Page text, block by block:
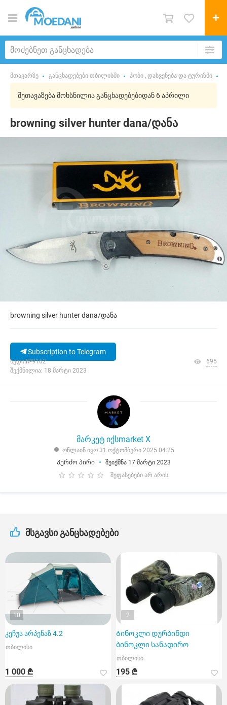
მთავარზე განცხადებები თბილისში ჰობი , დასვენება და ტურიზმი
შეთავაზება მოხსნილია განცხადებებიდან 6 აპრილი
browning silver hunter dana/დანა
browning silver hunter dana/დანა
Subscription to Telegram
ხედი|№9162
შექმნილია: 18 მარტი 2023
695
მარკეტ იქსmarket X
ონლაინ იყო 31 ოქტომბერი 2025 04:25
Კერძო პირი
შეიქმნა 17 მარტი 2023
შეფასებები არ არის
მსგავსი განცხადებები
10
კეჩუა არპენაზ 4.2
თბილისი
1 000 ₾
2
Ბინოკლი დურბინდი
ბინოკლი სანადირო
თბილისი
195 ₾